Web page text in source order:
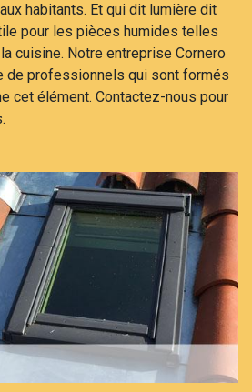
habitants. Et qui dit lumière dit
pour les pièces humides telles
cuisine. Notre entreprise Cornero
de professionnels qui sont formés
cet élément. Contactez-nous pour